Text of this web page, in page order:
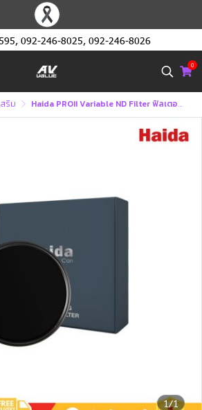
, 092-246-8025, 092-246-8026
0
ริม Haida PROII Variable ND Filter ฟิลเตอร์ (1.5 - 5.0 Stops)
1/1